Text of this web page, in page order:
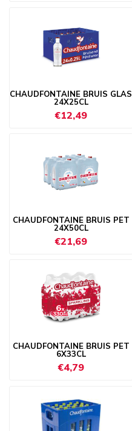
CHAUDFONTAINE BRUIS GLAS
24X25CL
€12,49
CHAUDFONTAINE BRUIS PET
24X50CL
€21,69
CHAUDFONTAINE BRUIS PET
6X33CL
€4,79